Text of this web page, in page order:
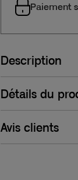
Paiement
Description
Détails du
Avis clients